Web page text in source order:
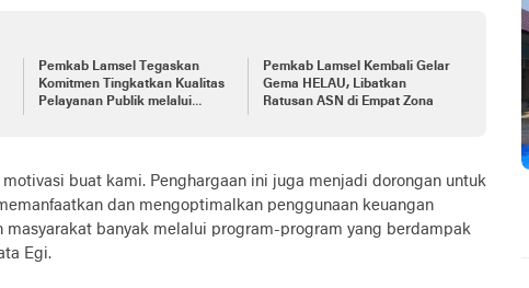
Pemkab Lamsel Tegaskan
Komitmen Tingkatkan Kualitas
Pelayanan Publik melalui
Pemkab Lamsel Kembali Gelar
Gema HELAU, Libatkan
Ratusan ASN di Empat Zona
buat kami. Penghargaan ini juga menjadi dorongan untuk
dan mengoptimalkan penggunaan keuangan
masyarakat banyak melalui program-program yang berdampak
Egi.